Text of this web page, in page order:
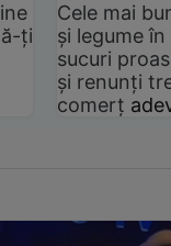
ți
Cele mai
și legume
sucuri
și renunți
comerț